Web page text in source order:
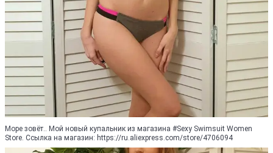
Море зовёт.. Мой новый купальник из магазина #Sexy Swimsuit Women
Store. Ссылка на магазин: https://ru.aliexpress.com/store/4706094